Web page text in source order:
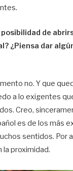
posibilidad de
¿Piensa dar
no. Y que
a lo exigentes
Creo,
es de los más
sentidos. Por
la proximidad.